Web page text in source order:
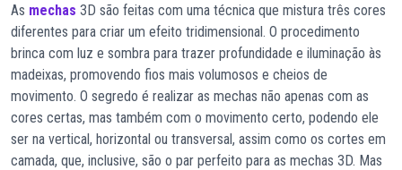
As mechas 3D são feitas com uma técnica que mistura três cores
diferentes para criar um efeito tridimensional. O procedimento
brinca com luz e sombra para trazer profundidade e iluminação às
madeixas, promovendo fios mais volumosos e cheios de
movimento. O segredo é realizar as mechas não apenas com as
cores certas, mas também com o movimento certo, podendo ele
ser na vertical, horizontal ou transversal, assim como os cortes em
camada, que, inclusive, são o par perfeito para as mechas 3D. Mas